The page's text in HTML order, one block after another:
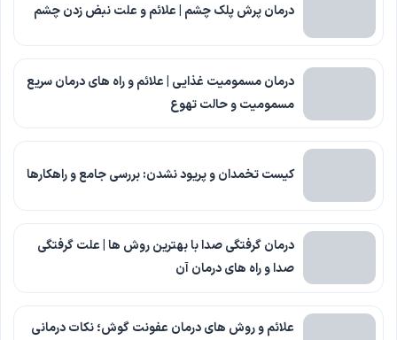
درمان پرش پلک چشم | علائم و علت نبض زدن چشم
درمان مسمومیت غذایی | علائم و راه های درمان سریع
مسمومیت و حالت تهوع
کیست تخمدان و پریود نشدن: بررسی جامع و راهکارها
درمان گرفتگی صدا با بهترین روش ها | علت گرفتگی
صدا و راه های درمان آن
علائم و روش های درمان عفونت گوش؛ نکات درمانی